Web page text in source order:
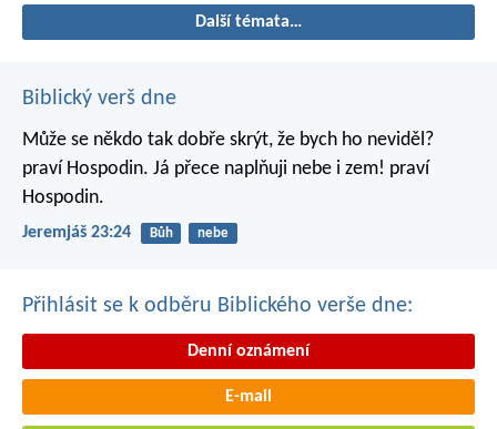
Další témata…
Biblický verš dne
Může se někdo tak dobře skrýt, že bych ho neviděl?
praví Hospodin. Já přece naplňuji nebe i zem! praví
Hospodin.
Jeremjáš 23:24 Bůh nebe
Přihlásit se k odběru Biblického verše dne:
Denní oznámení
E-mail